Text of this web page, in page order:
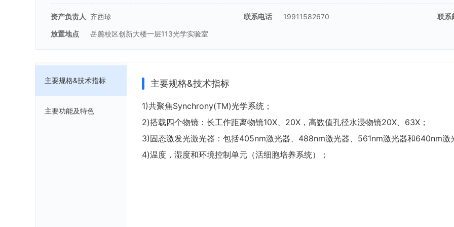
资产负责人 齐西珍 联系电话 19911582670
联系
放置地点
岳麓校区创新大楼一层113光学实验室
主要规格&技术指标
主要功能及特色
主要规格&技术指标
1)共聚焦Synchrony(TM)光学系统；
2)搭载四个物镜：长工作距离物镜10X、20X，高数值孔径水浸物镜20X、63X；
3)固态激发光激光器：包括405nm激光器、488nm激光器、561nm激光器和640nm激
4)温度，湿度和环境控制单元（活细胞培养系统）；